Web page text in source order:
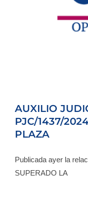
AUXILIO
PJC/1437/
PLAZA
Publicada ayer la
SUPERADO LA